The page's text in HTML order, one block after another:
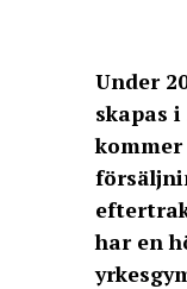
Under
skapas
har en